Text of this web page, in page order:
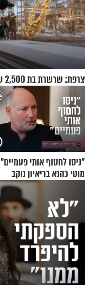
צרפת: שרשרת בת 2,500 שנה נגנבה ממוזיאון לאור היום
"ניסו לחטוף אותי
מוטי כהנא בריאיון נוקב